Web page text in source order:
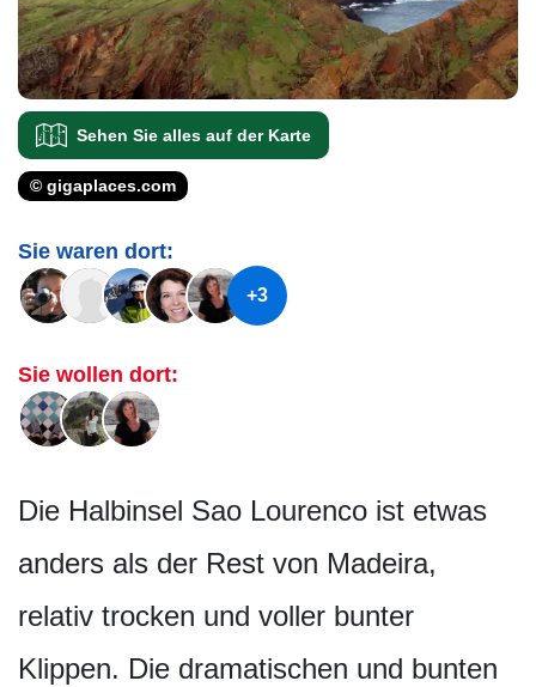
Sehen Sie alles auf der Karte
© gigaplaces.com
Sie waren dort:
+3
Sie wollen dort:
Die Halbinsel Sao Lourenco ist etwas
anders als der Rest von Madeira,
relativ trocken und voller bunter
Klippen. Die dramatischen und bunten